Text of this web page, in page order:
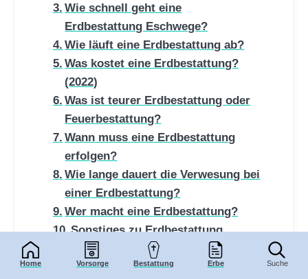
Home Vorsorge Bestattung Erbe Suche
Wie schnell geht eine
Erdbestattung Eschwege?
Wie läuft eine Erdbestattung ab?
Was kostet eine Erdbestattung?
(2022)
Was ist teurer Erdbestattung oder
Feuerbestattung?
Wann muss eine Erdbestattung
erfolgen?
Wie lange dauert die Verwesung bei
einer Erdbestattung?
Wer macht eine Erdbestattung?
Sonstiges zu Erdbestattung
Eschwege
Die stille Beisetzung